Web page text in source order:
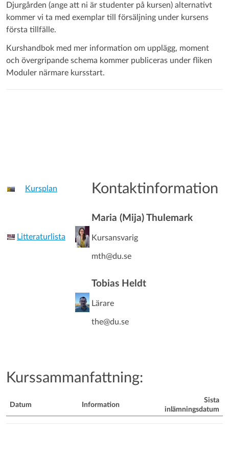
Djurgården (ange att ni är studenter på kursen) alternativt
kommer vi ta med exemplar till försäljning under kursens
första tillfälle.
Kurshandbok med mer information om upplägg, moment
och övergripande schema kommer publiceras under fliken
Moduler närmare kursstart.
Kursplan Kontaktinformation
Litteraturlista
Maria (Mija) Thulemark
Kursansvarig
mth@du.se
Tobias Heldt
Lärare
the@du.se
Kurssammanfattning:
Datum Information
Sista
inlämningsdatum